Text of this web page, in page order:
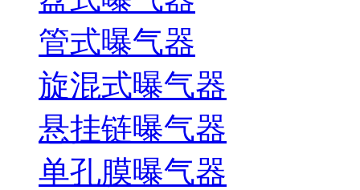
管式曝气器
旋混式曝气器
悬挂链曝气器
单孔膜曝气器